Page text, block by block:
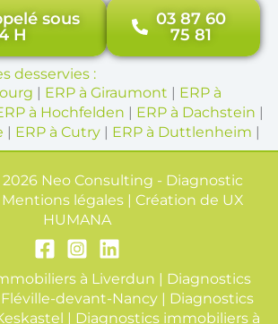
sous
H
03 87 60
75 81
desservies :
| ERP à Giraumont | ERP à
à Hochfelden | ERP à Dachstein |
| ERP à Cutry | ERP à Duttlenheim |
Neo Consulting - Diagnostic
légales | Création de UX
HUMANA
à Liverdun | Diagnostics
devant-Nancy | Diagnostics
| Diagnostics immobiliers à